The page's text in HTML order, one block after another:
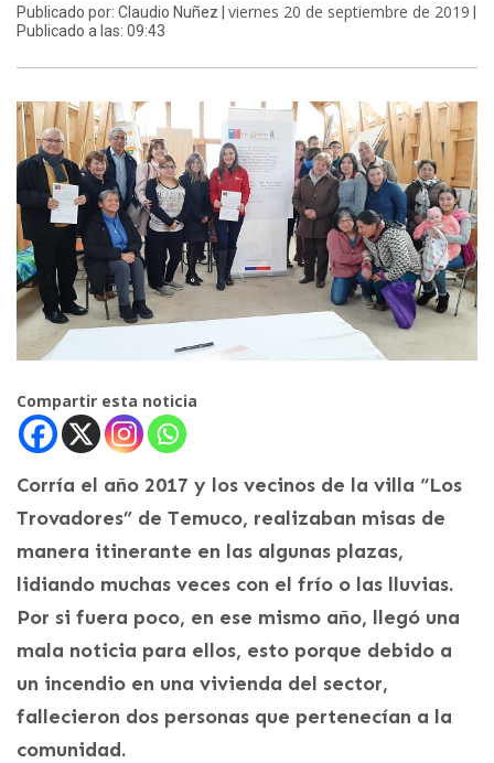
Publicado por: Claudio Nuñez | viernes 20 de septiembre de 2019
Publicado a las: 09:43
Compartir esta noticia
Corría el año 2017 y los vecinos de la villa “Los
Trovadores” de Temuco, realizaban misas de
manera itinerante en las algunas plazas,
lidiando muchas veces con el frío o las lluvias.
Por si fuera poco, en ese mismo año, llegó una
mala noticia para ellos, esto porque debido a
un incendio en una vivienda del sector,
fallecieron dos personas que pertenecían a la
comunidad.